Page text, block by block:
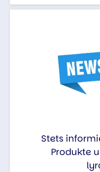
Stets
Produkte